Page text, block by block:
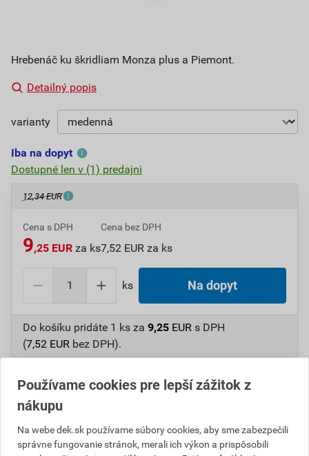
Hrebenáč ku škridliam Monza plus a Piemont.
Detailný popis
varianty
Iba na dopyt
Dostupné len v (1) predajni
12,34 EUR
Cena s DPH
9,25 EUR za ks
Cena bez DPH
7,52 EUR za ks
ks Na dopyt
Do košíku pridáte 1 ks za 9,25 EUR s DPH
(7,52 EUR bez DPH).
VýrobcaRÖBEN
Popis
Používame cookies pre lepší zážitok z
nákupu
Na webe dek.sk používame súbory cookies, aby sme zabezpečili
správne fungovanie stránok, merali ich výkon a prispôsobili